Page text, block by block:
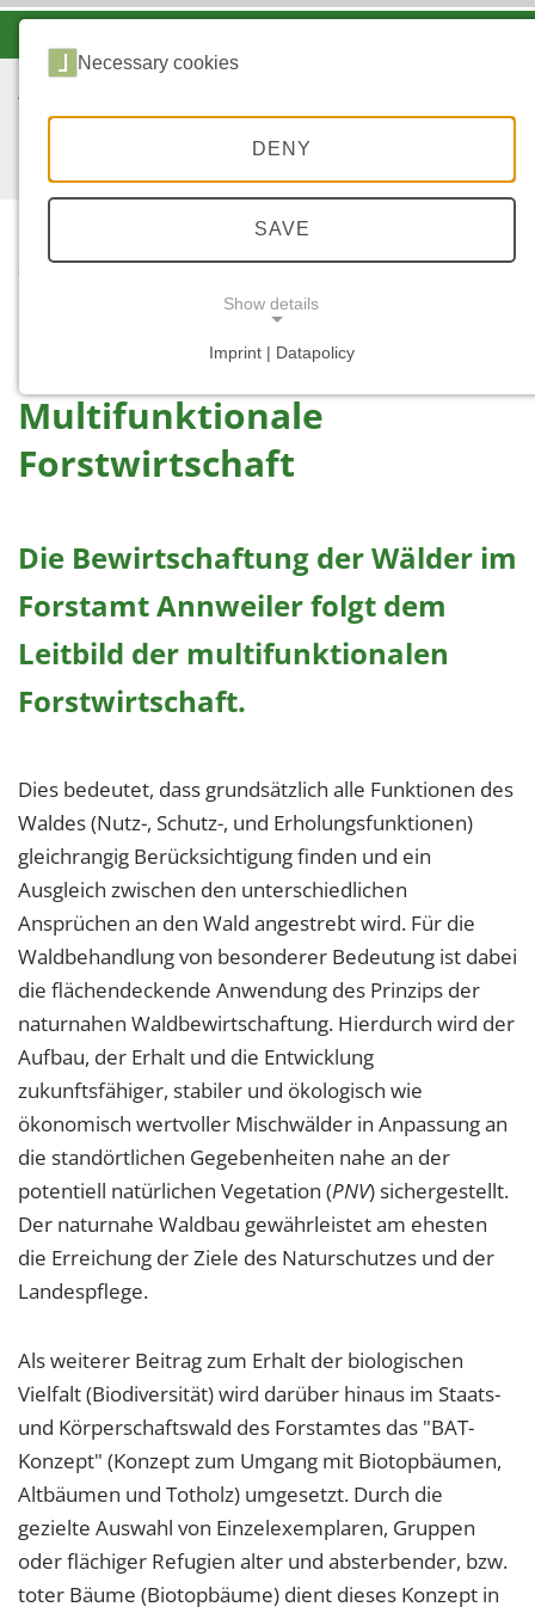
STARTSEITE
...
MULTIFUNKTIONALE
Multifunktionale
Forstwirtschaft
Die Bewirtschaftung der Wälder im
Forstamt Annweiler folgt dem
Leitbild der multifunktionalen
Forstwirtschaft.
Dies bedeutet, dass grundsätzlich alle Funktionen des
Waldes (Nutz-, Schutz-, und Erholungsfunktionen)
gleichrangig Berücksichtigung finden und ein
Ausgleich zwischen den unterschiedlichen
Ansprüchen an den Wald angestrebt wird. Für die
Waldbehandlung von besonderer Bedeutung ist dabei
die flächendeckende Anwendung des Prinzips der
naturnahen Waldbewirtschaftung. Hierdurch wird der
Aufbau, der Erhalt und die Entwicklung
zukunftsfähiger, stabiler und ökologisch wie
ökonomisch wertvoller Mischwälder in Anpassung an
die standörtlichen Gegebenheiten nahe an der
potentiell natürlichen Vegetation (PNV) sichergestellt.
Der naturnahe Waldbau gewährleistet am ehesten
die Erreichung der Ziele des Naturschutzes und der
Landespflege.
Als weiterer Beitrag zum Erhalt der biologischen
Vielfalt (Biodiversität) wird darüber hinaus im Staats-
und Körperschaftswald des Forstamtes das "BAT-
Konzept" (Konzept zum Umgang mit Biotopbäumen,
Altbäumen und Totholz) umgesetzt. Durch die
gezielte Auswahl von Einzelexemplaren, Gruppen
oder flächiger Refugien alter und absterbender, bzw.
toter Bäume (Biotopbäume) dient dieses Konzept in
Necessary cookies
DENY
SAVE
Show details
Imprint | Datapolicy